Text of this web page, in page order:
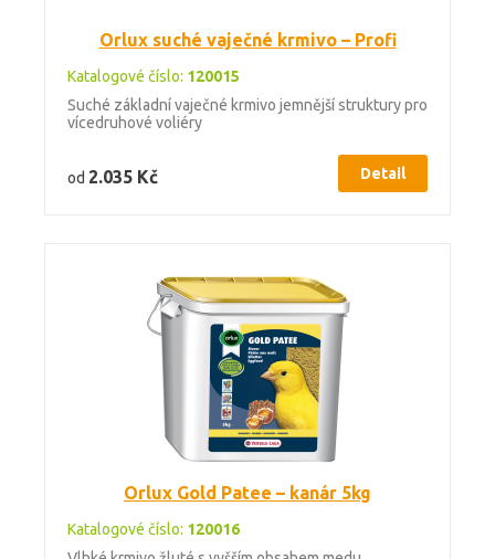
Orlux suché vaječné krmivo – Profi
Katalogové číslo: 120015
Suché základní vaječné krmivo jemnější struktury pro
vícedruhové voliéry
od 2.035 Kč Detail
Orlux Gold Patee – kanár 5kg
Katalogové číslo: 120016